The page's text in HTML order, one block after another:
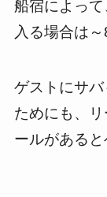
船宿によっ
入る場合は
ゲストにサ
ためにも、
ールがあると